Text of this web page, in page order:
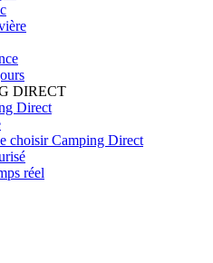
DIRECT
Direct
choisir Camping Direct
réel